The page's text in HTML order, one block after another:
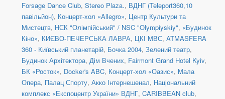
Forsage Dance Club, Stereo Plaza., ВДНГ (Teleport360,10
павільйон), Концерт-хол «Allegro», Центр Культури та
Мистецтв, НСК "Олімпійський" / NSC "Olympiyskiy", «Будинок
Кіно», КИЄВО-ПЕЧЕРСЬКА ЛАВРА, ЦКІ МВС, ATMASFERA
360 - Київський планетарій, Бочка 2004, Зелений театр,
Будинок Архітектора, Дім Вчених, Fairmont Grand Hotel Kyiv,
БК «Росток», Docker's ABC, Концерт-хол «Оазис», Мала
Опера, Палац Спорту, Акко Інтернешенал, Національний
комплекс «Експоцентр України» ВДНГ, CARIBBEAN club,